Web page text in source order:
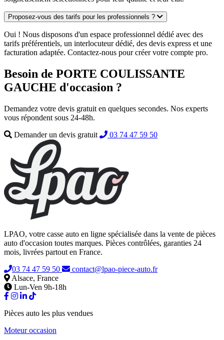
Proposez-vous des tarifs pour les professionnels ?
Oui ! Nous disposons d'un espace professionnel dédié avec des
tarifs préférentiels, un interlocuteur dédié, des devis express et une
facturation adaptée. Contactez-nous pour créer votre compte pro.
Besoin de PORTE COULISSANTE
GAUCHE d'occasion ?
Demandez votre devis gratuit en quelques secondes. Nos experts
vous répondent sous 24-48h.
Demander un devis gratuit
03 74 47 59 50
LPAO, votre casse auto en ligne spécialisée dans la vente de pièces
auto d'occasion toutes marques. Pièces contrôlées, garanties 24
mois, livrées partout en France.
03 74 47 59 50
contact@lpao-piece-auto.fr
Alsace, France
Lun-Ven 9h-18h
Pièces auto les plus vendues
Moteur occasion